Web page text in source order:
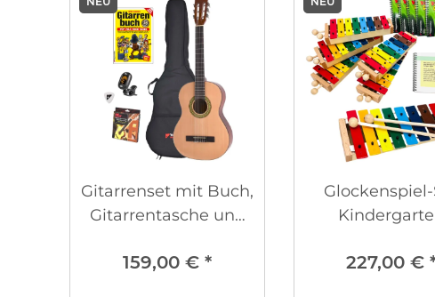
Gitarrenset mit Buch,
Gitarrentasche und
159,00 € * 227,00 €